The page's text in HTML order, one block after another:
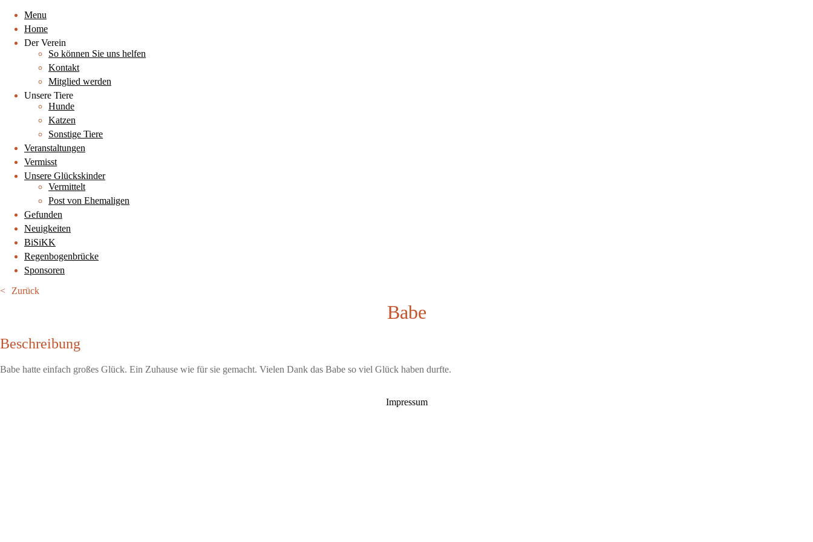
Menu
Home
Der Verein
So können Sie uns helfen
Kontakt
Mitglied werden
Unsere Tiere
Hunde
Katzen
Sonstige Tiere
Veranstaltungen
Vermisst
Unsere Glückskinder
Vermittelt
Post von Ehemaligen
Gefunden
Neuigkeiten
BiSiKK
Regenbogenbrücke
Sponsoren
Zurück
Babe
Beschreibung
Babe hatte einfach großes Glück. Ein Zuhause wie für sie gemacht. Vielen Dank das Babe so viel Glück haben durfte.
Impressum